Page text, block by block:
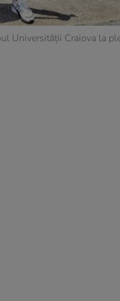
Universității Craiova la